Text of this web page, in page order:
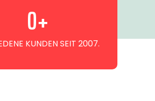
KUNDEN SEIT 2007.
0+